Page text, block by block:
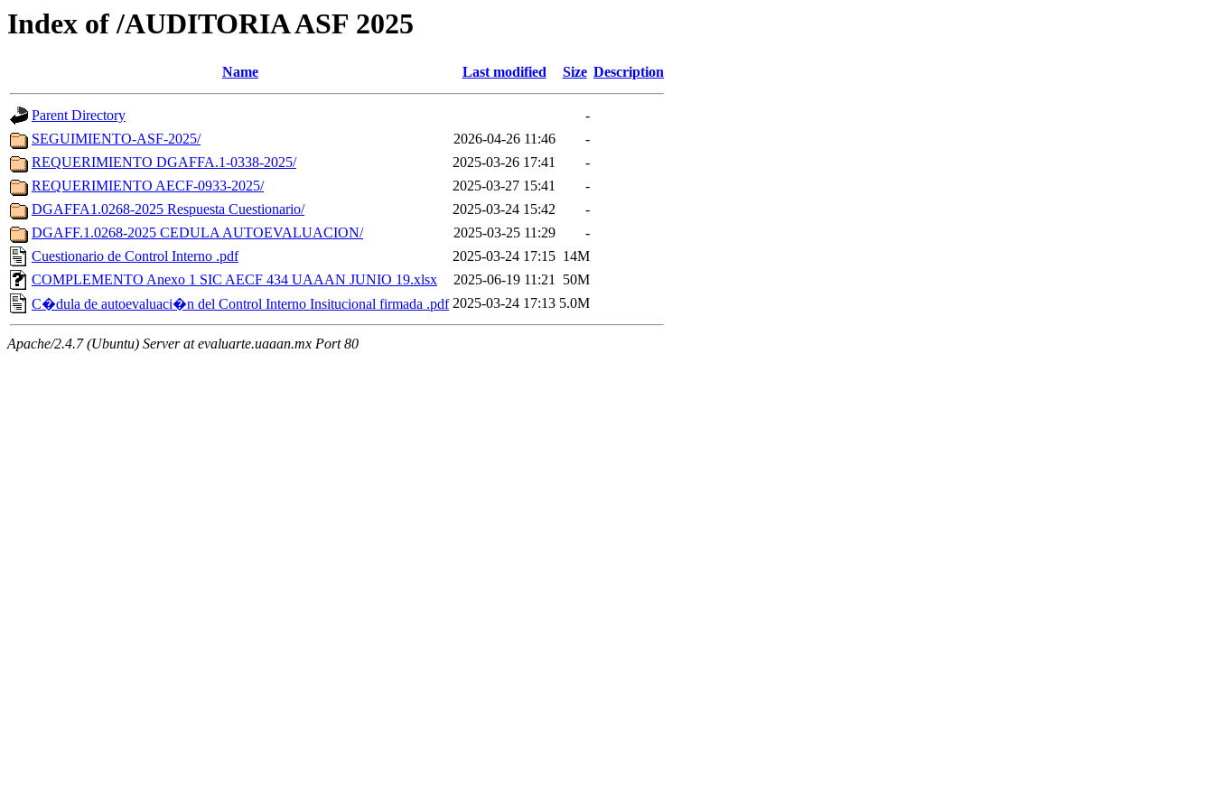
Index of /AUDITORIA ASF 2025
Name Last modified Size Description
Parent Directory
-
SEGUIMIENTO-ASF-2025/
2026-04-26 11:46
-
REQUERIMIENTO DGAFFA.1-0338-2025/
2025-03-26 17:41
-
REQUERIMIENTO AECF-0933-2025/
2025-03-27 15:41
-
DGAFFA1.0268-2025 Respuesta Cuestionario/
2025-03-24 15:42
-
DGAFF.1.0268-2025 CEDULA AUTOEVALUACION/
2025-03-25 11:29
-
Cuestionario de Control Interno .pdf
2025-03-24 17:15 14M
COMPLEMENTO Anexo 1 SIC AECF 434 UAAAN JUNIO 19.xlsx
2025-06-19 11:21 50M
C�dula de autoevaluaci�n del Control Interno Insitucional firmada .pdf 2025-03-24 17:13 5.0M
Apache/2.4.7 (Ubuntu) Server at evaluarte.uaaan.mx Port 80